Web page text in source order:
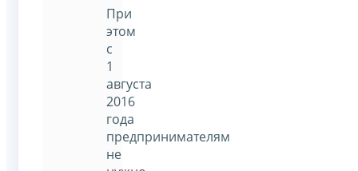
При
этом
с
1
августа
2016
года
предпринимателям
не